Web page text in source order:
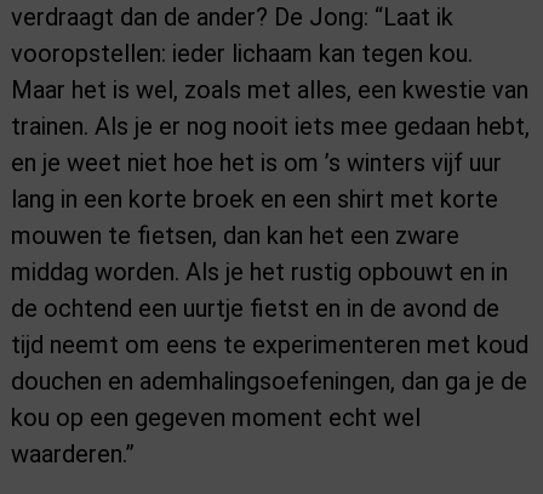
verdraagt dan de ander? De Jong: “Laat ik
vooropstellen: ieder lichaam kan tegen kou.
Maar het is wel, zoals met alles, een kwestie van
trainen. Als je er nog nooit iets mee gedaan hebt,
en je weet niet hoe het is om ’s winters vijf uur
lang in een korte broek en een shirt met korte
mouwen te fietsen, dan kan het een zware
middag worden. Als je het rustig opbouwt en in
de ochtend een uurtje fietst en in de avond de
tijd neemt om eens te experimenteren met koud
douchen en ademhalingsoefeningen, dan ga je de
kou op een gegeven moment echt wel
waarderen.”